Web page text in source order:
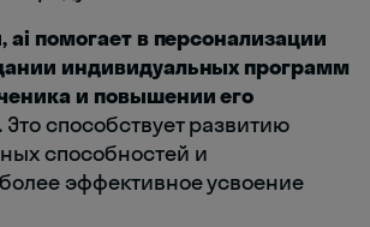
ai помогает в персонализации
индивидуальных программ
и повышении его
Это способствует развитию
способностей и
эффективное усвоение